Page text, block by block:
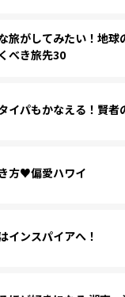
旅がしてみたい！地球
べき旅先30
イパもかなえる！賢者
方♥偏愛ハワイ
インスパイアへ！